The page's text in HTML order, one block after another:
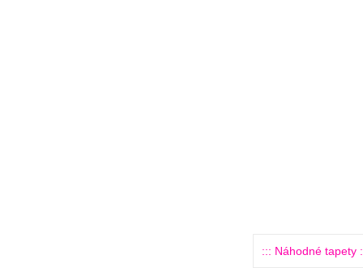
::: Náhodné tapety